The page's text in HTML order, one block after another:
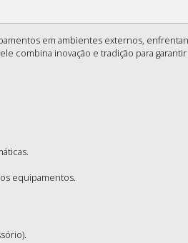
em ambientes externos,
combina inovação e tradição para
equipamentos.